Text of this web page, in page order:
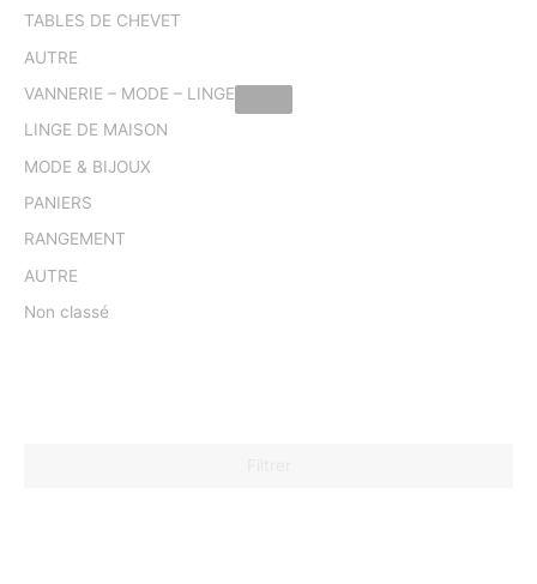
TABLES DE CHEVET
AUTRE
VANNERIE – MODE – LINGE
LINGE DE MAISON
MODE & BIJOUX
PANIERS
RANGEMENT
AUTRE
Non classé